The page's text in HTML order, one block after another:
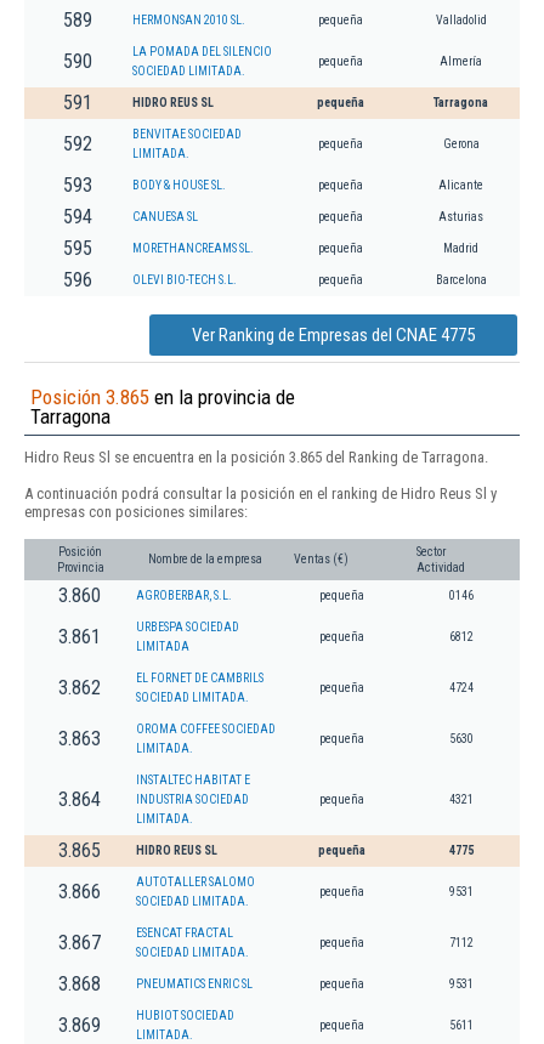
589 HERMONSAN 2010 SL. pequeña Valladolid
590
LA POMADA DEL SILENCIO
SOCIEDAD LIMITADA.
pequeña Almería
591 HIDRO REUS SL pequeña Tarragona
592
BENVITAE SOCIEDAD
LIMITADA.
pequeña Gerona
593 BODY & HOUSE SL. pequeña Alicante
594 CANUESA SL pequeña Asturias
595 MORETHANCREAMS SL. pequeña Madrid
596 OLEVI BIO-TECH S.L. pequeña Barcelona
Ver Ranking de Empresas del CNAE 4775
Posición 3.865 en la provincia de
Tarragona
Hidro Reus Sl se encuentra en la posición 3.865 del Ranking de Tarragona.
A continuación podrá consultar la posición en el ranking de Hidro Reus Sl y
empresas con posiciones similares:
Posición
Provincia
Nombre de la empresa Ventas (€)
Sector
Actividad
3.860 AGROBERBAR, S.L. pequeña 0146
3.861
URBESPA SOCIEDAD
LIMITADA
pequeña 6812
3.862
EL FORNET DE CAMBRILS
SOCIEDAD LIMITADA.
pequeña 4724
3.863
OROMA COFFEE SOCIEDAD
LIMITADA.
pequeña 5630
3.864
INSTALTEC HABITAT E
INDUSTRIA SOCIEDAD
LIMITADA.
pequeña 4321
3.865 HIDRO REUS SL pequeña 4775
3.866
AUTOTALLER SALOMO
SOCIEDAD LIMITADA.
pequeña 9531
3.867
ESENCAT FRACTAL
SOCIEDAD LIMITADA.
pequeña 7112
3.868 PNEUMATICS ENRIC SL pequeña 9531
3.869
HUBIOT SOCIEDAD
LIMITADA.
pequeña 5611